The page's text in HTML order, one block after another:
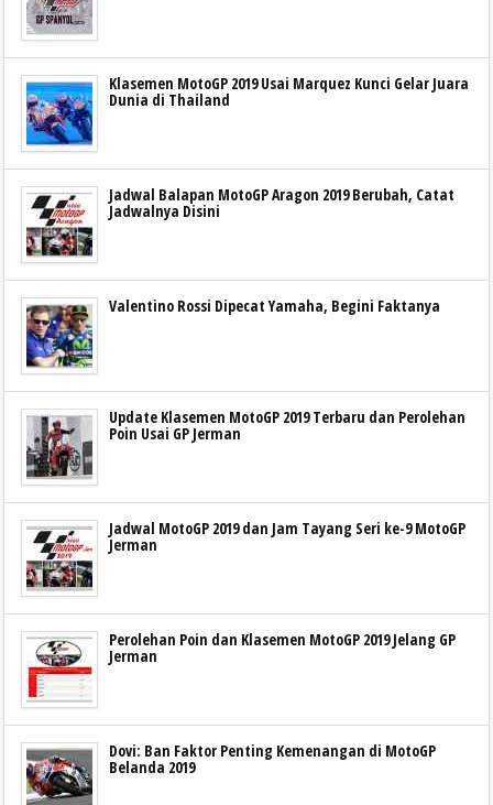
Klasemen MotoGP 2019 Usai Marquez Kunci Gelar Juara
Dunia di Thailand
Jadwal Balapan MotoGP Aragon 2019 Berubah, Catat
Jadwalnya Disini
Valentino Rossi Dipecat Yamaha, Begini Faktanya
Update Klasemen MotoGP 2019 Terbaru dan Perolehan
Poin Usai GP Jerman
Jadwal MotoGP 2019 dan Jam Tayang Seri ke-9 MotoGP
Jerman
Perolehan Poin dan Klasemen MotoGP 2019 Jelang GP
Jerman
Dovi: Ban Faktor Penting Kemenangan di MotoGP
Belanda 2019